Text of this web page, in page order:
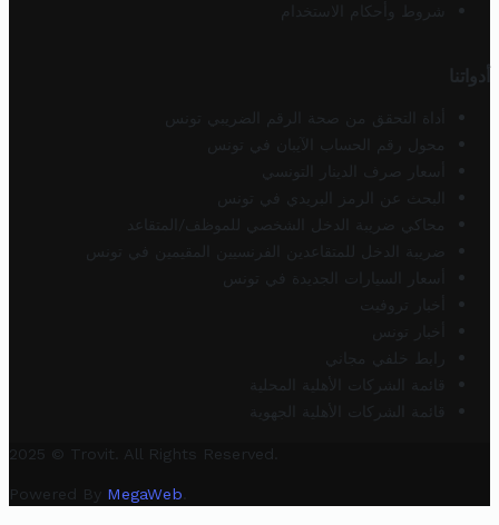
شروط وأحكام الاستخدام
أدواتنا
أداة التحقق من صحة الرقم الضريبي تونس
محول رقم الحساب الآيبان في تونس
أسعار صرف الدينار التونسي
البحث عن الرمز البريدي في تونس
محاكي ضريبة الدخل الشخصي للموظف/المتقاعد
ضريبة الدخل للمتقاعدين الفرنسيين المقيمين في تونس
أسعار السيارات الجديدة في تونس
أخبار تروفيت
أخبار تونس
رابط خلفي مجاني
قائمة الشركات الأهلية المحلية
قائمة الشركات الأهلية الجهوية
2025 © Trovit. All Rights Reserved.
Powered By MegaWeb